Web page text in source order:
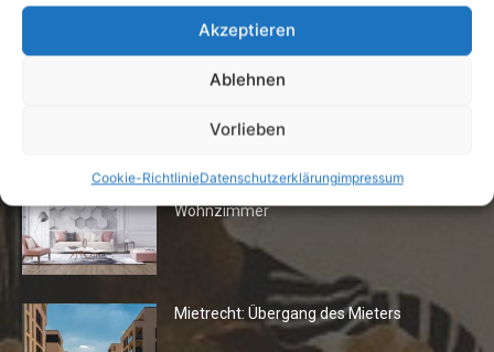
Akzeptieren
Ablehnen
Vorlieben
Cookie-RichtlinieDatenschutzerklärungimpressum
7. Juli 2026
Fototapeten: Neuer Look fürs
Wohnzimmer
Mietrecht: Übergang des Mieters